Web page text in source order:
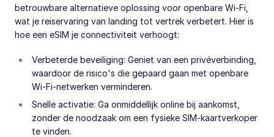
betrouwbare alternatieve oplossing voor openbare Wi-Fi,
wat je reiservaring van landing tot vertrek verbetert. Hier is
hoe een eSIM je connectiviteit verhoogt:
Verbeterde beveiliging: Geniet van een privéverbinding,
waardoor de risico's die gepaard gaan met openbare
Wi-Fi-netwerken verminderen.
Snelle activatie: Ga onmiddellijk online bij aankomst,
zonder de noodzaak om een fysieke SIM-kaartverkoper
te vinden.